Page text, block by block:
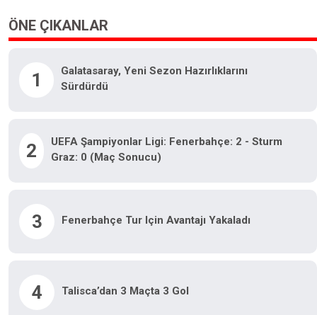
ÖNE ÇIKANLAR
1
Galatasaray, Yeni Sezon Hazırlıklarını
Sürdürdü
2
UEFA Şampiyonlar Ligi: Fenerbahçe: 2 - Sturm
Graz: 0 (Maç Sonucu)
3 Fenerbahçe Tur Için Avantajı Yakaladı
4 Talisca’dan 3 Maçta 3 Gol